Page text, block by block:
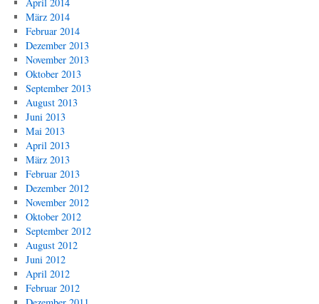
März 2014
Februar 2014
Dezember 2013
November 2013
Oktober 2013
September 2013
August 2013
Juni 2013
Mai 2013
April 2013
März 2013
Februar 2013
Dezember 2012
November 2012
Oktober 2012
September 2012
August 2012
Juni 2012
April 2012
Februar 2012